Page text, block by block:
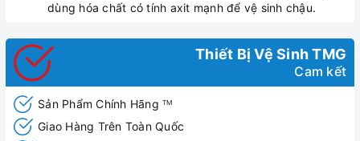
dùng hóa chất có tính axit mạnh để vệ sinh chậu.
Thiết Bị Vệ Sinh TMG
Cam kết
Sản Phẩm Chính Hãng TM
Giao Hàng Trên Toàn Quốc